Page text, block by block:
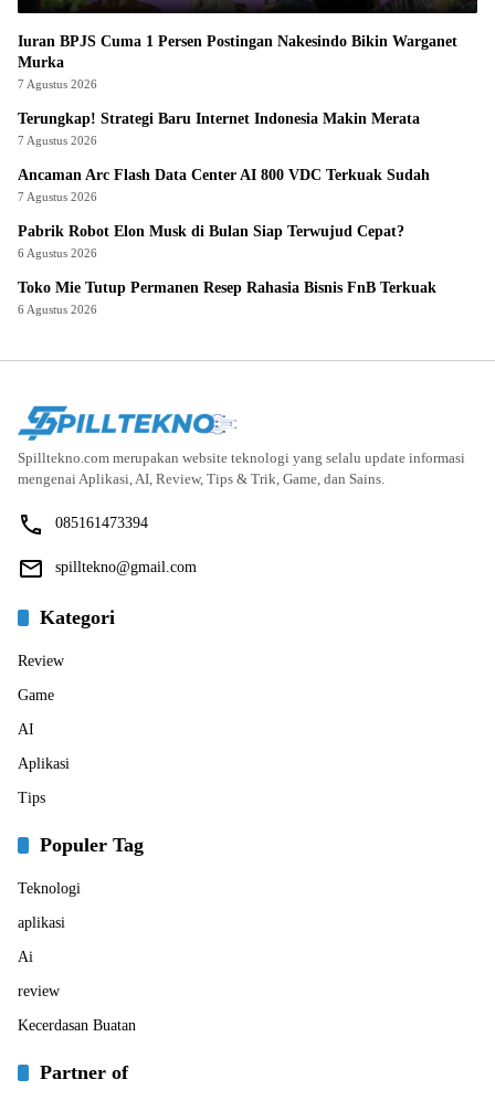
Iuran BPJS Cuma 1 Persen Postingan Nakesindo Bikin Warganet
Murka
7 Agustus 2026
Terungkap! Strategi Baru Internet Indonesia Makin Merata
7 Agustus 2026
Ancaman Arc Flash Data Center AI 800 VDC Terkuak Sudah
7 Agustus 2026
Pabrik Robot Elon Musk di Bulan Siap Terwujud Cepat?
6 Agustus 2026
Toko Mie Tutup Permanen Resep Rahasia Bisnis FnB Terkuak
6 Agustus 2026
Spilltekno.com merupakan website teknologi yang selalu update informasi
mengenai Aplikasi, AI, Review, Tips & Trik, Game, dan Sains.
085161473394
spilltekno@gmail.com
Kategori
Review
Game
AI
Aplikasi
Tips
Populer Tag
Teknologi
aplikasi
Ai
review
Kecerdasan Buatan
Partner of